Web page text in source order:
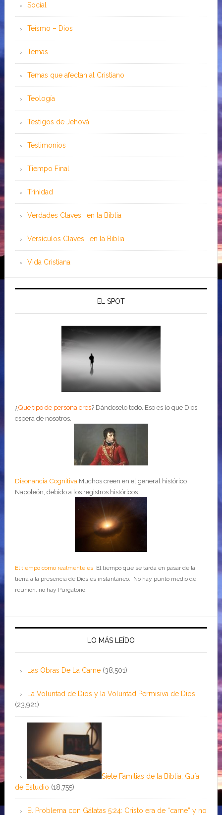
Social
Teísmo – Dios
Temas
Temas que afectan al Cristiano
Teología
Testigos de Jehová
Testimonios
Tiempo Final
Trinidad
Verdades Claves …en la Biblia
Versículos Claves …en la Biblia
Vida Cristiana
EL SPOT
¿Qué tipo de persona eres? Dándoselo todo. Eso es lo que Dios
espera de nosotros.
Disonancia Cognitiva Muchos creen en el general histórico
Napoleón, debido a los registros históricos....
El tiempo como realmente esEl tiempo que se tarda en pasar de la
tierra a la presencia de Dios es instantáneo. No hay punto medio de
reunión, no hay Purgatorio.
LO MÁS LEÍDO
Las Obras De La Carne (38,501)
La Voluntad de Dios y la Voluntad Permisiva de Dios
(23,921)
Siete Familias de la Biblia: Guía
de Estudio (18,755)
El Problema con Gálatas 5:24: Cristo era de “carne” y no